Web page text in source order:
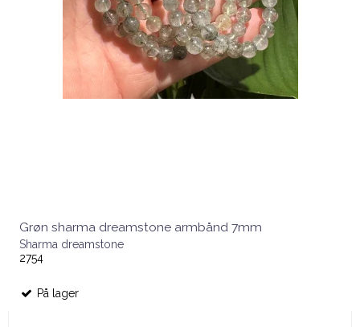
Grøn sharma dreamstone armbånd 7mm
Sharma dreamstone
2754
På lager